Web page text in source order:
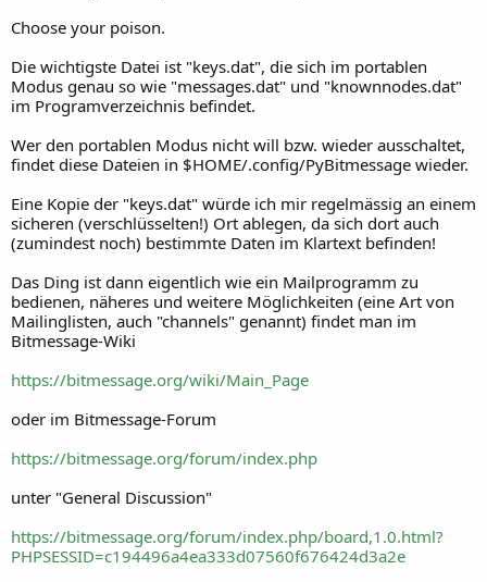
Choose your poison.
Die wichtigste Datei ist "keys.dat", die sich im portablen
Modus genau so wie "messages.dat" und "knownnodes.dat"
im Programverzeichnis befindet.
Wer den portablen Modus nicht will bzw. wieder ausschaltet,
findet diese Dateien in $HOME/.config/PyBitmessage wieder.
Eine Kopie der "keys.dat" würde ich mir regelmässig an einem
sicheren (verschlüsselten!) Ort ablegen, da sich dort auch
(zumindest noch) bestimmte Daten im Klartext befinden!
Das Ding ist dann eigentlich wie ein Mailprogramm zu
bedienen, näheres und weitere Möglichkeiten (eine Art von
Mailinglisten, auch "channels" genannt) findet man im
Bitmessage-Wiki
https://bitmessage.org/wiki/Main_Page
oder im Bitmessage-Forum
https://bitmessage.org/forum/index.php
unter "General Discussion"
https://bitmessage.org/forum/index.php/board,1.0.html?
PHPSESSID=c194496a4ea333d07560f676424d3a2e